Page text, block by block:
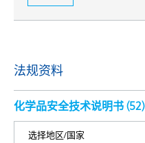
法规资料
化学品安全技术说明书 (52)